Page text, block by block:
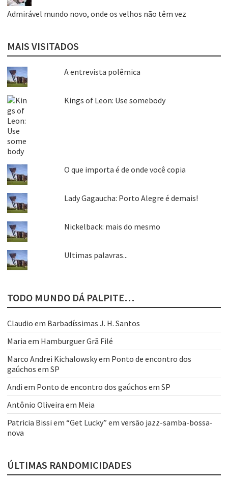
Admirável mundo novo, onde os velhos não têm vez
MAIS VISITADOS
A entrevista polêmica
Kings of Leon: Use somebody
O que importa é de onde você copia
Lady Gagaucha: Porto Alegre é demais!
Nickelback: mais do mesmo
Ultimas palavras...
TODO MUNDO DÁ PALPITE…
Claudio em Barbadíssimas J. H. Santos
Maria em Hamburguer Grã Filé
Marco Andrei Kichalowskyem Ponto de encontro dos
gaúchos em SP
Andi em Ponto de encontro dos gaúchos em SP
Antônio Oliveira em Meia
Patricia Bissi em “Get Lucky” em versão jazz-samba-bossa-
nova
ÚLTIMAS RANDOMICIDADES